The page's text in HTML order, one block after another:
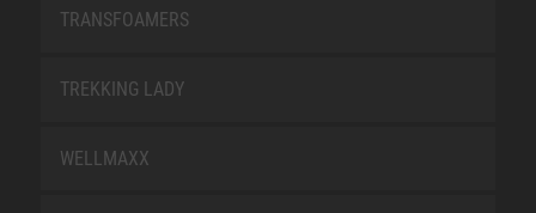
TRANSFOAMERS
TREKKING LADY
WELLMAXX